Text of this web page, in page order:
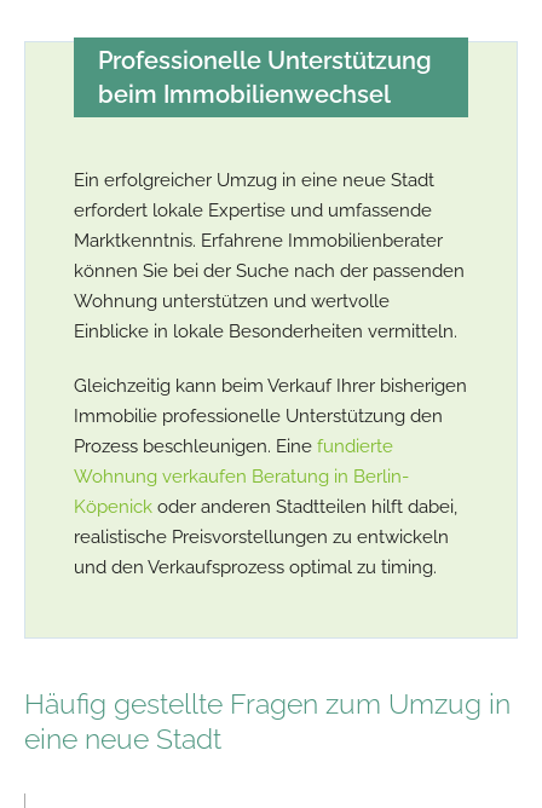
Professionelle Unterstützung
beim Immobilienwechsel
Ein erfolgreicher Umzug in eine neue Stadt
erfordert lokale Expertise und umfassende
Marktkenntnis. Erfahrene Immobilienberater
können Sie bei der Suche nach der passenden
Wohnung unterstützen und wertvolle
Einblicke in lokale Besonderheiten vermitteln.
Gleichzeitig kann beim Verkauf Ihrer bisherigen
Immobilie professionelle Unterstützung den
Prozess beschleunigen. Eine fundierte
Wohnung verkaufen Beratung in Berlin-
Köpenick oder anderen Stadtteilen hilft dabei,
realistische Preisvorstellungen zu entwickeln
und den Verkaufsprozess optimal zu timing.
Häufig gestellte Fragen zum Umzug in
eine neue Stadt